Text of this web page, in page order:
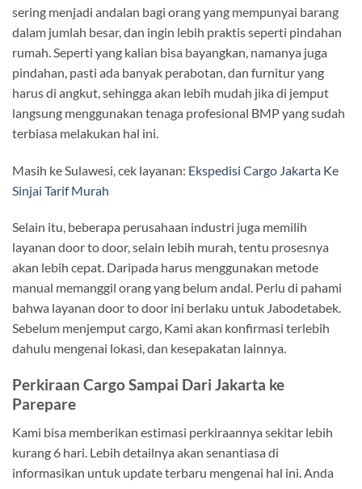
sering menjadi andalan bagi orang yang mempunyai barang
dalam jumlah besar, dan ingin lebih praktis seperti pindahan
rumah. Seperti yang kalian bisa bayangkan, namanya juga
pindahan, pasti ada banyak perabotan, dan furnitur yang
harus di angkut, sehingga akan lebih mudah jika di jemput
langsung menggunakan tenaga profesional BMP yang sudah
terbiasa melakukan hal ini.
Masih ke Sulawesi, cek layanan: Ekspedisi Cargo Jakarta Ke
Sinjai Tarif Murah
Selain itu, beberapa perusahaan industri juga memilih
layanan door to door, selain lebih murah, tentu prosesnya
akan lebih cepat. Daripada harus menggunakan metode
manual memanggil orang yang belum andal. Perlu di pahami
bahwa layanan door to door ini berlaku untuk Jabodetabek.
Sebelum menjemput cargo, Kami akan konfirmasi terlebih
dahulu mengenai lokasi, dan kesepakatan lainnya.
Perkiraan Cargo Sampai Dari Jakarta ke
Parepare
Kami bisa memberikan estimasi perkiraannya sekitar lebih
kurang 6 hari. Lebih detailnya akan senantiasa di
informasikan untuk update terbaru mengenai hal ini. Anda